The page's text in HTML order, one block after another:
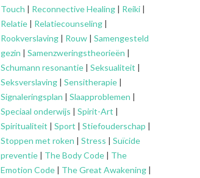
Touch | Reconnective Healing | Reiki |
Relatie | Relatiecounseling |
Rookverslaving | Rouw | Samengesteld
gezin | Samenzweringstheorieën |
Schumann resonantie | Seksualiteit |
Seksverslaving | Sensitherapie |
Signaleringsplan | Slaapproblemen |
Speciaal onderwijs | Spirit-Art |
Spiritualiteit | Sport | Stiefouderschap |
Stoppen met roken | Stress | Suïcide
preventie | The Body Code | The
Emotion Code | The Great Awakening |